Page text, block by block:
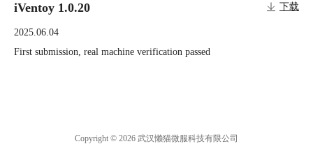
iVentoy 1.0.20 下载
2025.06.04
First submission, real machine verification passed
Copyright © 2026 武汉懒猫微服科技有限公司